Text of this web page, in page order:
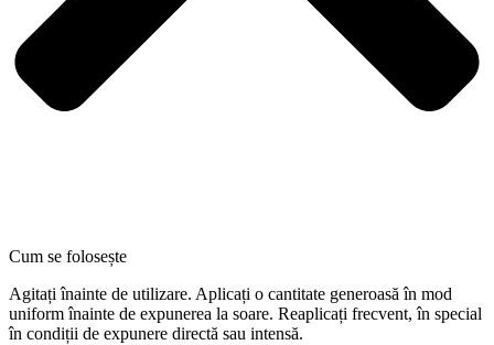
Cum se folosește
Agitați înainte de utilizare. Aplicați o cantitate generoasă în mod
uniform înainte de expunerea la soare. Reaplicați frecvent, în special
în condiții de expunere directă sau intensă.